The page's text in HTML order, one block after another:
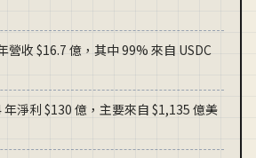
營收 $16.7 億，其中 99% 來自 USDC
年淨利 $130 億，主要來自 $1,135 億美